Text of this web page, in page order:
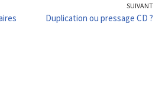
SUIVANT
Duplication ou pressage CD ?